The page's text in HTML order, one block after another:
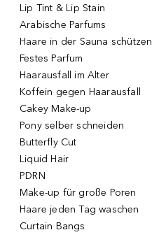
Lip Tint & Lip Stain
Arabische Parfums
Haare in der Sauna schützen
Festes Parfum
Haarausfall im Alter
Koffein gegen Haarausfall
Cakey Make-up
Pony selber schneiden
Butterfly Cut
Liquid Hair
PDRN
Make-up für große Poren
Haare jeden Tag waschen
Curtain Bangs